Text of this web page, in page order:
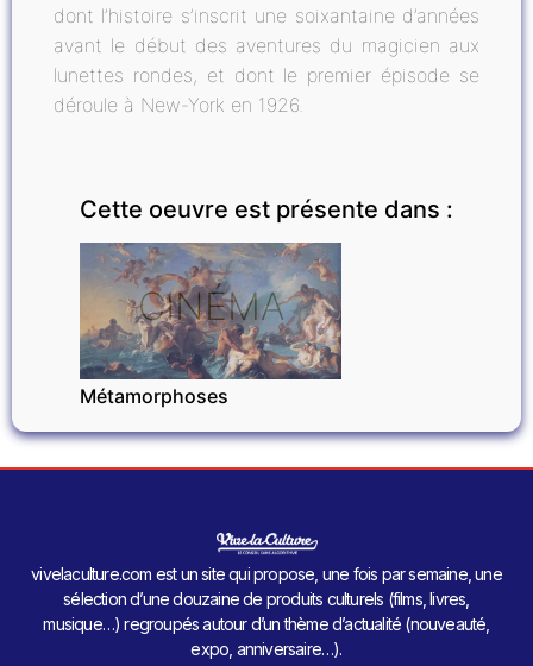
dont l’histoire s’inscrit une soixantaine d’années
avant le début des aventures du magicien aux
lunettes rondes, et dont le premier épisode se
déroule à New-York en 1926.
Cette oeuvre est présente dans :
CINÉMA
Métamorphoses
vivelaculture.com est un site qui propose, une fois par semaine, une
sélection d’une douzaine de produits culturels (films, livres,
musique…) regroupés autour d’un thème d’actualité (nouveauté,
expo, anniversaire…).